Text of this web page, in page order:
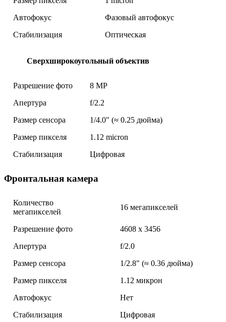
Автофокус
Фазовый автофокус
Стабилизация
Оптическая
Сверхширокоугольный объектив
Разрешение фото
8 MP
Апертура
f/2.2
Размер сенсора
1/4.0" (≈ 0.25 дюйма)
Размер пикселя
1.12 micron
Стабилизация
Цифровая
Фронтальная камера
Количество
мегапикселей
16 мегапикселей
Разрешение фото
4608 x 3456
Апертура
f/2.0
Размер сенсора
1/2.8" (≈ 0.36 дюйма)
Размер пикселя
1.12 микрон
Автофокус
Нет
Стабилизация
Цифровая